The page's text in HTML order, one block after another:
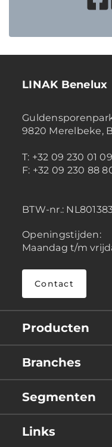
LINAK Benelux
9820 Merelbeke,
T: +32 09 230 01 09
F: +32 09 230 88
BTW-nr.:
Openingstijden:
Maandag t/m
Contact
Producten
Branches
Segmenten
Links